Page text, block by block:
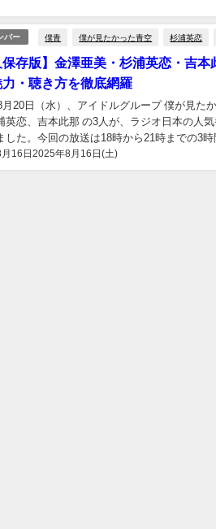
バー 僕青 僕が見たかった青空 杉浦英恋
保存版】金澤亜美・杉浦英恋・吉
・聴き方を徹底網羅
16日2025年8月16日(土)
月20日（水）、アイドルグループ 僕が見た
英恋、吉本此那 の3人が、ラジオ日本の人
した。今回の放送は18時から21時までの3
ンバーが彩る豪華な内容にな...